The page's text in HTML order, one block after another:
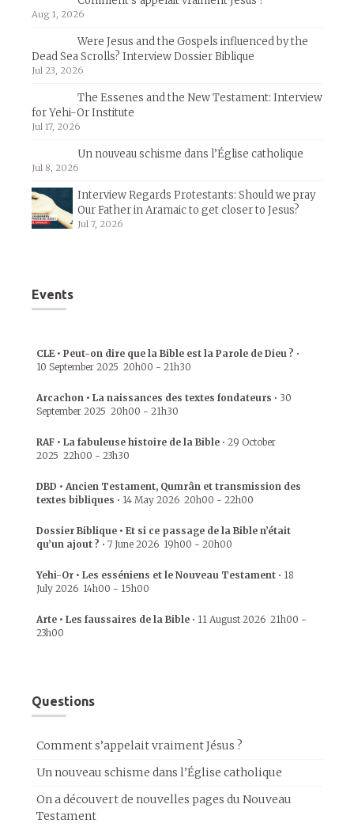
Aug 1, 2026
Were Jesus and the Gospels influenced by the
Dead Sea Scrolls? Interview Dossier Biblique
Jul 23, 2026
The Essenes and the New Testament: Interview
for Yehi-Or Institute
Jul 17, 2026
Un nouveau schisme dans l’Église catholique
Jul 8, 2026
Interview Regards Protestants: Should we pray
Our Father in Aramaic to get closer to Jesus?
Jul 7, 2026
Events
CLE • Peut-on dire que la Bible est la Parole de Dieu ? •
10 September 2025 20h00 - 21h30
Arcachon • La naissances des textes fondateurs • 30
September 2025 20h00 - 21h30
RAF • La fabuleuse histoire de la Bible • 29 October
2025 22h00 - 23h30
DBD • Ancien Testament, Qumrân et transmission des
textes bibliques • 14 May 2026 20h00 - 22h00
Dossier Biblique • Et si ce passage de la Bible n’était
qu’un ajout ? • 7 June 2026 19h00 - 20h00
Yehi-Or • Les esséniens et le Nouveau Testament • 18
July 2026 14h00 - 15h00
Arte • Les faussaires de la Bible • 11 August 2026 21h00 -
23h00
Questions
Comment s’appelait vraiment Jésus ?
Un nouveau schisme dans l’Église catholique
On a découvert de nouvelles pages du Nouveau
Testament